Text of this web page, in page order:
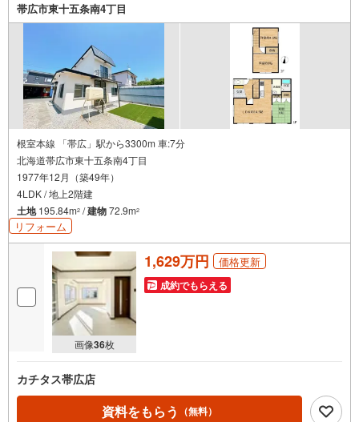
帯広市東十五条南4丁目
根室本線 「帯広」駅から3300m 車:7分
北海道帯広市東十五条南4丁目
1977年12月（築49年）
4LDK / 地上2階建
土地195.84m2 /建物72.9m2
リフォーム
画像36枚
1,629万円 価格更新
成約でもらえる
カチタス帯広店
資料をもらう （無料）